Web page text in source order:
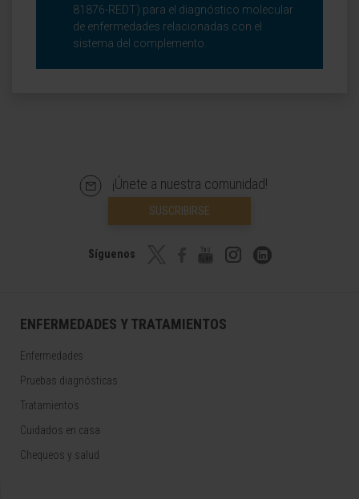
81876-REDT) para el diagnóstico molecular
de enfermedades relacionadas con el
sistema del complemento.
¡Únete a nuestra comunidad!
SUSCRIBIRSE
Síguenos
ENFERMEDADES Y TRATAMIENTOS
Enfermedades
Pruebas diagnósticas
Tratamientos
Cuidados en casa
Chequeos y salud